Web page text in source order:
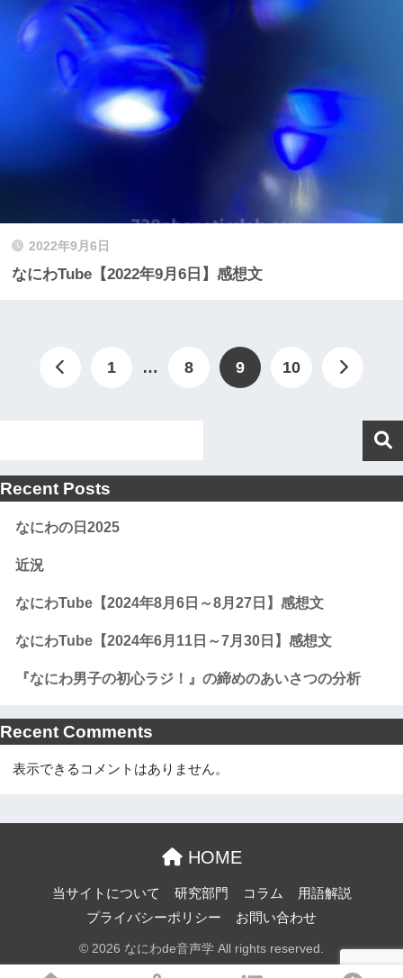
2022年9月6日
なにわTube【2022年9月6日】感想文
1 … 8 9 10
Recent Posts
なにわの日2025
近況
なにわTube【2024年8月6日～8月27日】感想文
なにわTube【2024年6月11日～7月30日】感想文
『なにわ男子の初心ラジ！』の締めのあいさつの分析
Recent Comments
表示できるコメントはありません。
HOME
当サイトについて 研究部門 コラム
用語解説
プライバシーポリシー
お問い合わせ
© 2026 なにわde音声学 All rights reserved.